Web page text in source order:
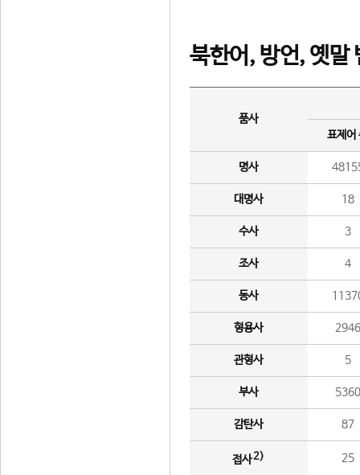
북한어, 방언, 옛말
품사
표제어
명사
대명사 18
수사 3
조사 4
동사
형용사 2946
관형사 5
부사 5360
감탄사 87
접사2) 25